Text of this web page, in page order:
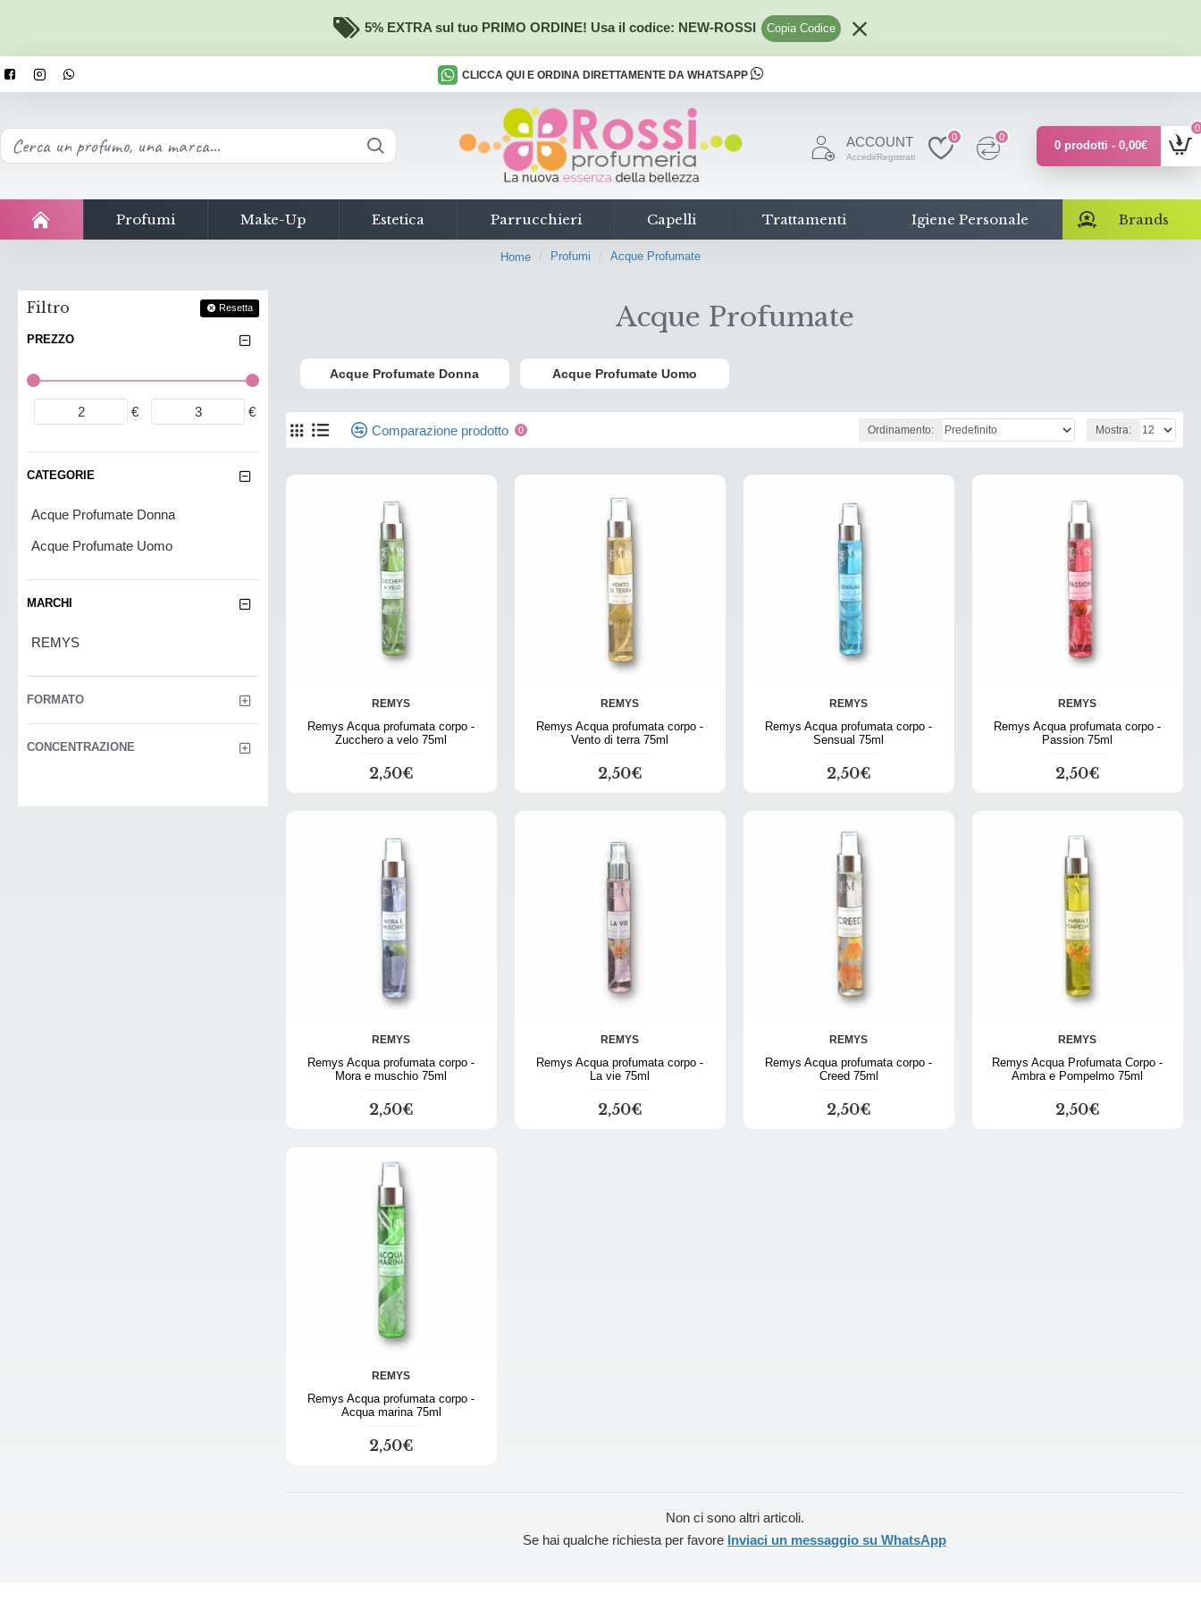
5% EXTRA sul tuo PRIMO ORDINE! Usa il codice: NEW-ROSSI Copia Codice
CLICCA QUI E ORDINA DIRETTAMENTE DA WHATSAPP
ACCOUNT
Accedi/Registrati
0 0
0 prodotti - 0,00€
0
Profumi Make-Up Estetica Parrucchieri Capelli Trattamenti Igiene Personale Brands
Home Profumi Acque Profumate
Filtro Resetta
PREZZO
€ €
CATEGORIE
Acque Profumate Donna
Acque Profumate Uomo
MARCHI
REMYS
FORMATO
CONCENTRAZIONE
Acque Profumate
Acque Profumate Donna Acque Profumate Uomo
Comparazione prodotto 0 Ordinamento: Mostra:
REMYS
Remys Acqua profumata corpo -
Zucchero a velo 75ml
2,50€
REMYS
Remys Acqua profumata corpo -
Vento di terra 75ml
2,50€
REMYS
Remys Acqua profumata corpo -
Sensual 75ml
2,50€
REMYS
Remys Acqua profumata corpo -
Passion 75ml
2,50€
REMYS
Remys Acqua profumata corpo -
Mora e muschio 75ml
2,50€
REMYS
Remys Acqua profumata corpo -
La vie 75ml
2,50€
REMYS
Remys Acqua profumata corpo -
Creed 75ml
2,50€
REMYS
Remys Acqua Profumata Corpo -
Ambra e Pompelmo 75ml
2,50€
REMYS
Remys Acqua profumata corpo -
Acqua marina 75ml
2,50€
Non ci sono altri articoli.
Se hai qualche richiesta per favore Inviaci un messaggio su WhatsApp